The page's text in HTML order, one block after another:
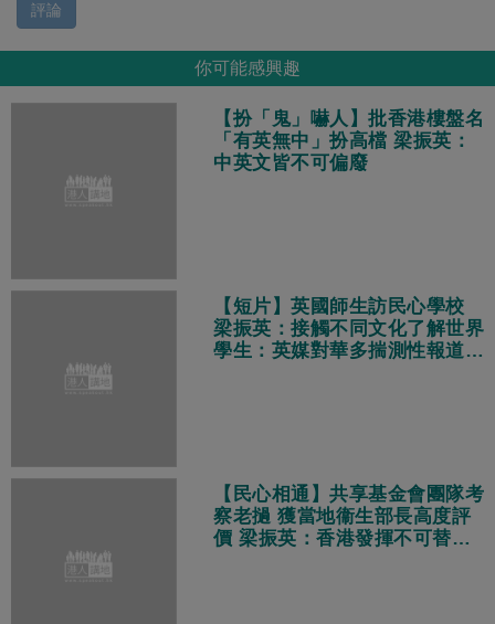
評論
你可能感興趣
【扮「鬼」嚇人】批香港樓盤名
「有英無中」扮高檔 梁振英：
中英文皆不可偏廢
【短片】英國師生訪民心學校
梁振英：接觸不同文化了解世界
學生：英媒對華多揣測性報道
【民心相通】共享基金會團隊考
察老撾 獲當地衞生部長高度評
價 梁振英：香港發揮不可替代